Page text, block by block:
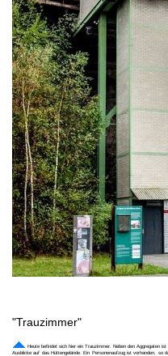
"Trauzimmer"
Heute befindet sich hier ein Trauzimmer. Neben den Aggregaten
Ausblicke auf das Hüttengelände. Ein Personenaufzug ist vorhanden, so